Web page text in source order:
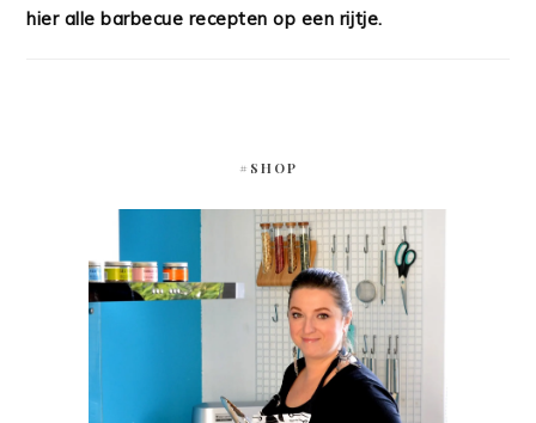
hier alle barbecue recepten op een rijtje.
#SHOP